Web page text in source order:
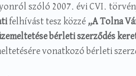
szóló 2007. évi CVI.
felhívást tesz közzé „A Tolna
bérleti szerződés
vonatkozó bérleti